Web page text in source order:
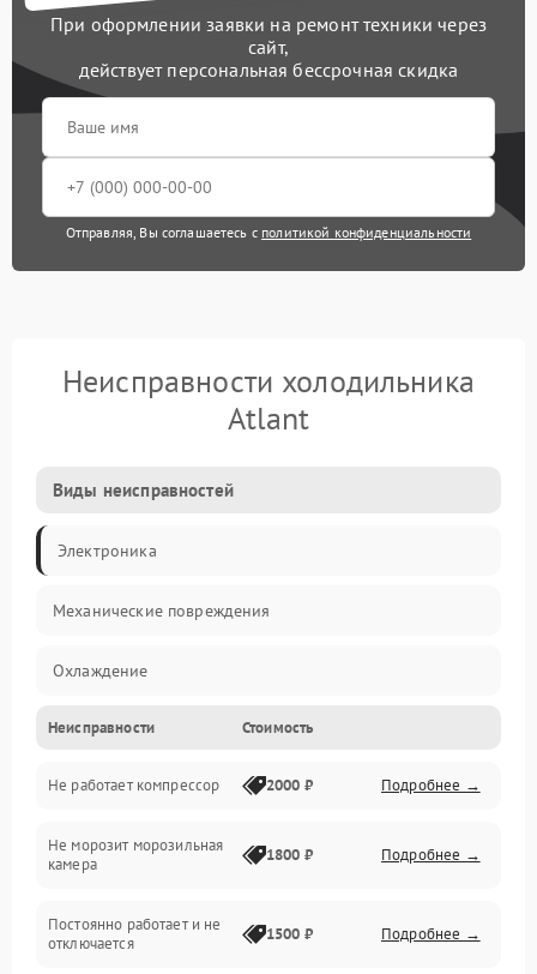
При оформлении заявки на ремонт техники через
сайт,
действует персональная бессрочная скидка
Отправляя, Вы соглашаетесь с политикой конфиденциальности
Неисправности холодильника
Atlant
Виды неисправностей
Электроника
Механические повреждения
Охлаждение
Механика
Электропитание
Дренаж
Неисправности Стоимость
Не работает компрессор 2000 ₽ Подробнее →
Не морозит морозильная
камера
1800 ₽ Подробнее →
Постоянно работает и не
отключается
1500 ₽ Подробнее →